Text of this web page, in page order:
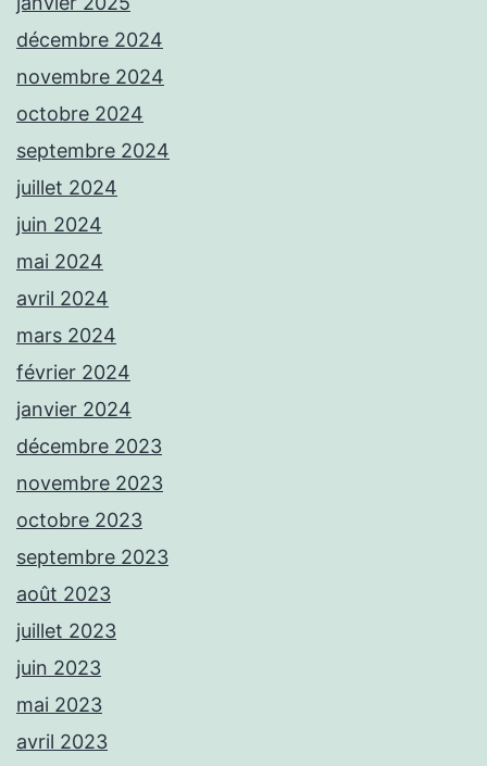
décembre 2024
novembre 2024
octobre 2024
septembre 2024
juillet 2024
juin 2024
mai 2024
avril 2024
mars 2024
février 2024
janvier 2024
décembre 2023
novembre 2023
octobre 2023
septembre 2023
août 2023
juillet 2023
juin 2023
mai 2023
avril 2023